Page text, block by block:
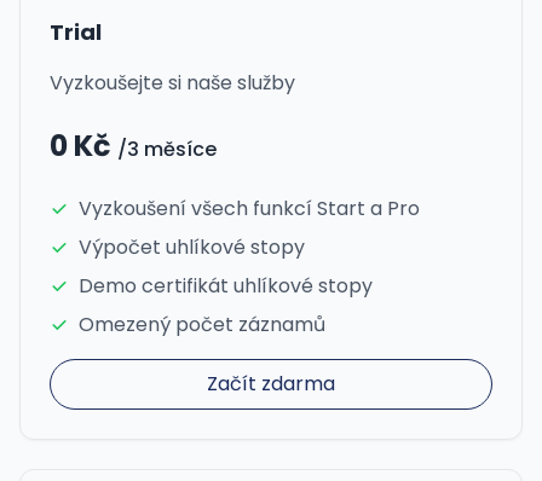
Trial
Vyzkoušejte si naše služby
0 Kč /3 měsíce
Vyzkoušení všech funkcí Start a Pro
Výpočet uhlíkové stopy
Demo certifikát uhlíkové stopy
Omezený počet záznamů
Začít zdarma